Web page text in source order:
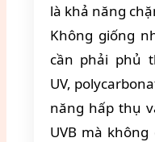
là khả năng
Không giống
cần phải phủ
UV,
năng hấp thụ
UVB mà